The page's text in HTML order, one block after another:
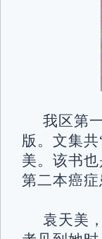
我区第
版。文集
美。该书
第二本癌症
袁天美